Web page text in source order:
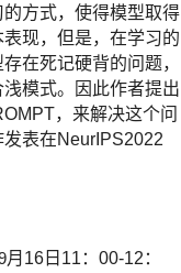
方式，使得模型取得
表现，但是，在学习的
在死记硬背的问题，
模式。因此作者提出
，来解决这个问
表在NeurIPS2022
月 16日11：00-12：